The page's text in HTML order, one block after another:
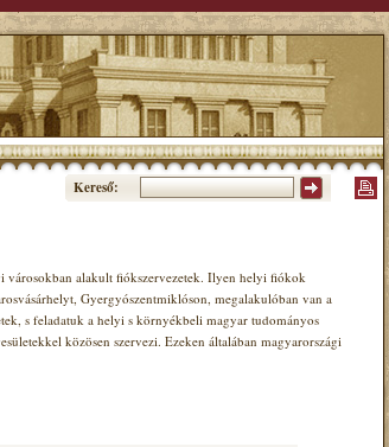
Kereső:
városokban alakult fiókszervezetek. Ilyen helyi fiókok
Gyergyószentmiklóson, megalakulóban van a
s feladatuk a helyi s környékbeli magyar tudományos
közösen szervezi. Ezeken általában magyarországi